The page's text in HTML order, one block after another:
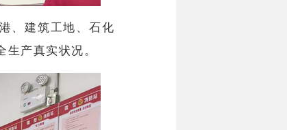
、建筑工地、石化
产真实状况。